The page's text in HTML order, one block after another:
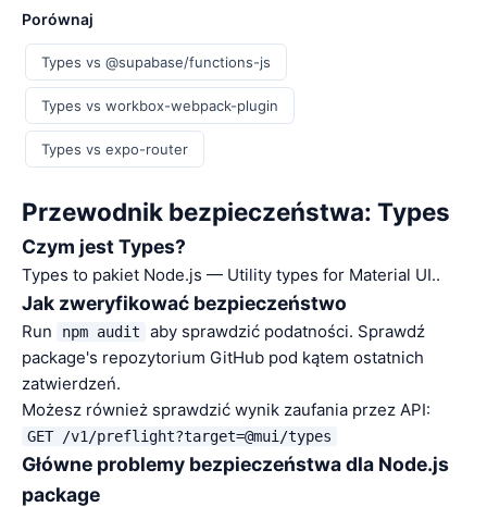
Porównaj
Types vs @supabase/functions-js
Types vs workbox-webpack-plugin
Types vs expo-router
Przewodnik bezpieczeństwa: Types
Czym jest Types?
Types to pakiet Node.js — Utility types for Material UI..
Jak zweryfikować bezpieczeństwo
Run npm audit
aby sprawdzić podatności. Sprawdź
package's repozytorium GitHub pod kątem ostatnich
zatwierdzeń.
Możesz również sprawdzić wynik zaufania przez API:
GET /v1/preflight?target=@mui/types
Główne problemy bezpieczeństwa dla Node.js
package